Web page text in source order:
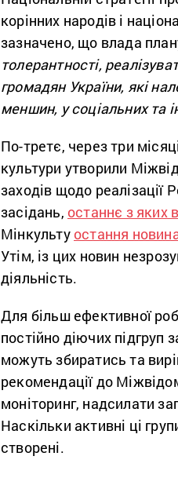
корінних народів і
зазначено, що влада
толерантності,
громадян України, які
меншин, у соціальних та
По-третє, через три
культури утворили
заходів щодо реалізації
засідань, останнє з яких
Мінкульту остання
Утім, із цих новин
діяльність.
Для більш ефективної
постійно діючих підгруп
можуть збиратись та
рекомендації до
моніторинг, надсилати
Наскільки активні ці
створені.